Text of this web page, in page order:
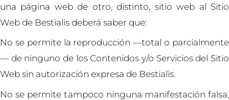
una página web de otro, distinto, sitio web al Sitio
Web de Bestialis deberá saber que:
No se permite la reproducción —total o parcialmente
— de ninguno de los Contenidos y/o Servicios del Sitio
Web sin autorización expresa de Bestialis.
No se permite tampoco ninguna manifestación falsa,